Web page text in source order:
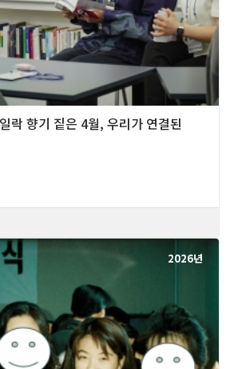
락 향기 짙은 4월, 우리가 연결된
2026년